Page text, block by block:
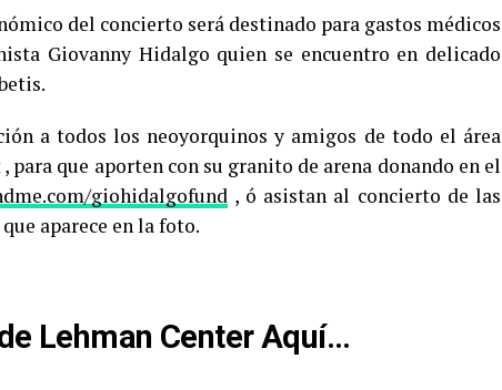
del concierto será destinado para gastos médicos
Giovanny Hidalgo quien se encuentro en delicado
a todos los neoyorquinos y amigos de todo el área
para que aporten con su granito de arena donando en el
giohidalgofund , ó asistan al concierto de las
aparece en la foto.
Lehman Center Aquí…